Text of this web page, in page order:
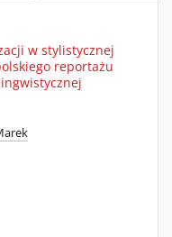
w stylistycznej
reportażu